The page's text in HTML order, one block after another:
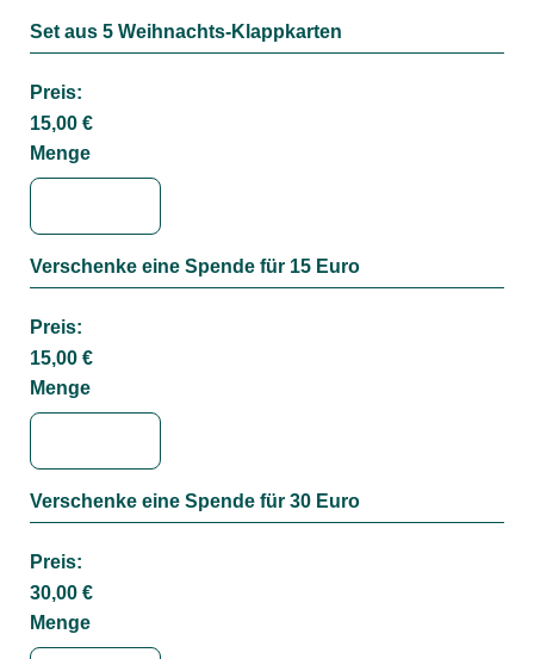
Set aus 5 Weihnachts-Klappkarten
Preis:
15,00 €
Menge
Verschenke eine Spende für 15 Euro
Preis:
15,00 €
Menge
Verschenke eine Spende für 30 Euro
Preis:
30,00 €
Menge